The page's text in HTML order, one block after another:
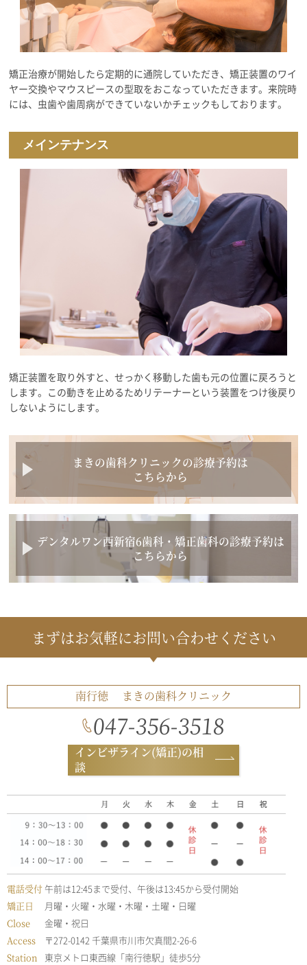
矯正治療が開始したら定期的に通院していただき、矯正装置のワイ
ヤー交換やマウスピースの型取をおこなっていただきます。来院時
には、虫歯や歯周病ができていないかチェックもしております。
メインテナンス
矯正装置を取り外すと、せっかく移動した歯も元の位置に戻ろうと
します。この動きを止めるためリテーナーという装置をつけ後戻り
しないようにします。
まきの歯科クリニックの診療予約は
こちらから
デンタルワン西新宿6歯科・矯正歯科の診療予約は
こちらから
まずはお気軽にお問い合わせください
南行徳 まきの歯科クリニック
047-356-3518
インビザライン(矯正)の相
談
電話受付 午前は12:45まで受付、午後は13:45から受付開始
矯正日
月曜・火曜・水曜・木曜・土曜・日曜
Close
金曜・祝日
Access
〒272-0142 千葉県市川市欠真間2-26-6
Station
東京メトロ東西線「南行徳駅」徒歩5分